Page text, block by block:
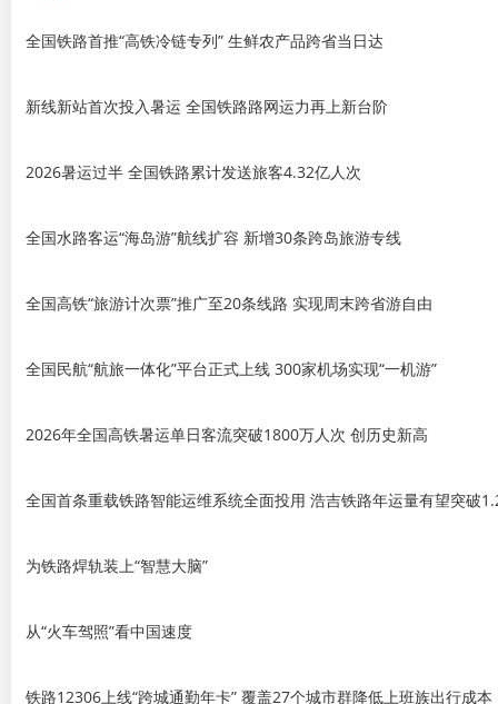
全国铁路首推“高铁冷链专列” 生鲜农产品跨省当日达
新线新站首次投入暑运 全国铁路路网运力再上新台阶
2026暑运过半 全国铁路累计发送旅客4.32亿人次
全国水路客运“海岛游”航线扩容 新增30条跨岛旅游专线
全国高铁“旅游计次票”推广至20条线路 实现周末跨省游自由
全国民航“航旅一体化”平台正式上线 300家机场实现“一机游”
2026年全国高铁暑运单日客流突破1800万人次 创历史新高
全国首条重载铁路智能运维系统全面投用 浩吉铁路年运量有望突破
为铁路焊轨装上“智慧大脑”
从“火车驾照”看中国速度
铁路12306上线“跨城通勤年卡” 覆盖27个城市群降低上班族出行成本